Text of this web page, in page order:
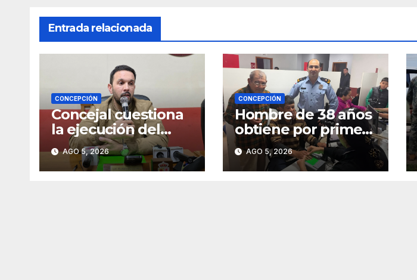
Entrada relacionada
CONCEPCIÓN
Concejal cuestiona
la ejecución del
Plan 1000 y pide
mayor participación
del municipio
AGO 5, 2026
CONCEPCIÓN
Hombre de 38 años
obtiene por primera
vez su cédula de
identidad en
Concepción
AGO 5, 2026